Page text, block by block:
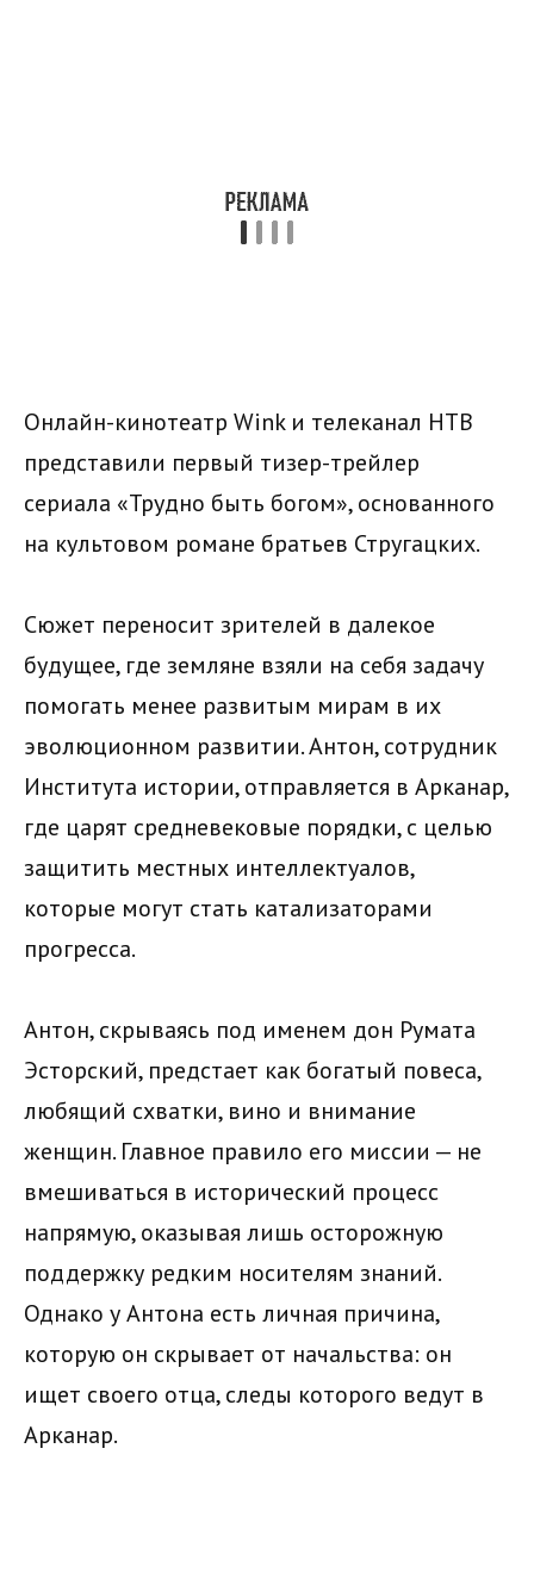
Онлайн-кинотеатр Wink и телеканал НТВ
представили первый тизер-трейлер
сериала «Трудно быть богом», основанного
на культовом романе братьев Стругацких.
Сюжет переносит зрителей в далекое
будущее, где земляне взяли на себя задачу
помогать менее развитым мирам в их
эволюционном развитии. Антон, сотрудник
Института истории, отправляется в Арканар,
где царят средневековые порядки, с целью
защитить местных интеллектуалов,
которые могут стать катализаторами
прогресса.
Антон, скрываясь под именем дон Румата
Эсторский, предстает как богатый повеса,
любящий схватки, вино и внимание
женщин. Главное правило его миссии — не
вмешиваться в исторический процесс
напрямую, оказывая лишь осторожную
поддержку редким носителям знаний.
Однако у Антона есть личная причина,
которую он скрывает от начальства: он
ищет своего отца, следы которого ведут в
Арканар.